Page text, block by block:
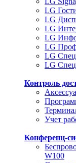
LG
LG
LG
LG
LG
LG
LG
Контроль
Учет
Конференц-
W100